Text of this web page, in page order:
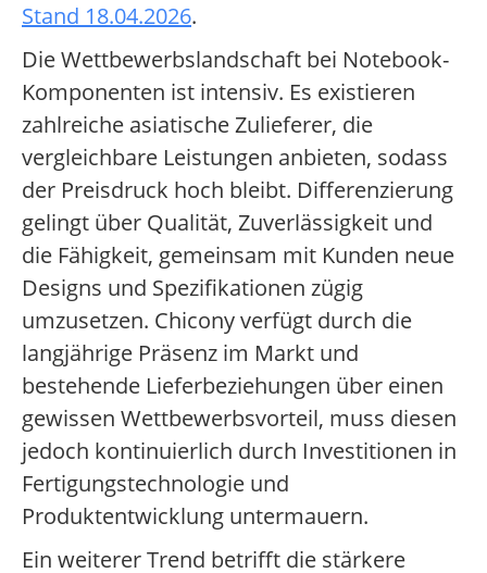
Stand 18.04.2026.
Die Wettbewerbslandschaft bei Notebook-
Komponenten ist intensiv. Es existieren
zahlreiche asiatische Zulieferer, die
vergleichbare Leistungen anbieten, sodass
der Preisdruck hoch bleibt. Differenzierung
gelingt über Qualität, Zuverlässigkeit und
die Fähigkeit, gemeinsam mit Kunden neue
Designs und Spezifikationen zügig
umzusetzen. Chicony verfügt durch die
langjährige Präsenz im Markt und
bestehende Lieferbeziehungen über einen
gewissen Wettbewerbsvorteil, muss diesen
jedoch kontinuierlich durch Investitionen in
Fertigungstechnologie und
Produktentwicklung untermauern.
Ein weiterer Trend betrifft die stärkere